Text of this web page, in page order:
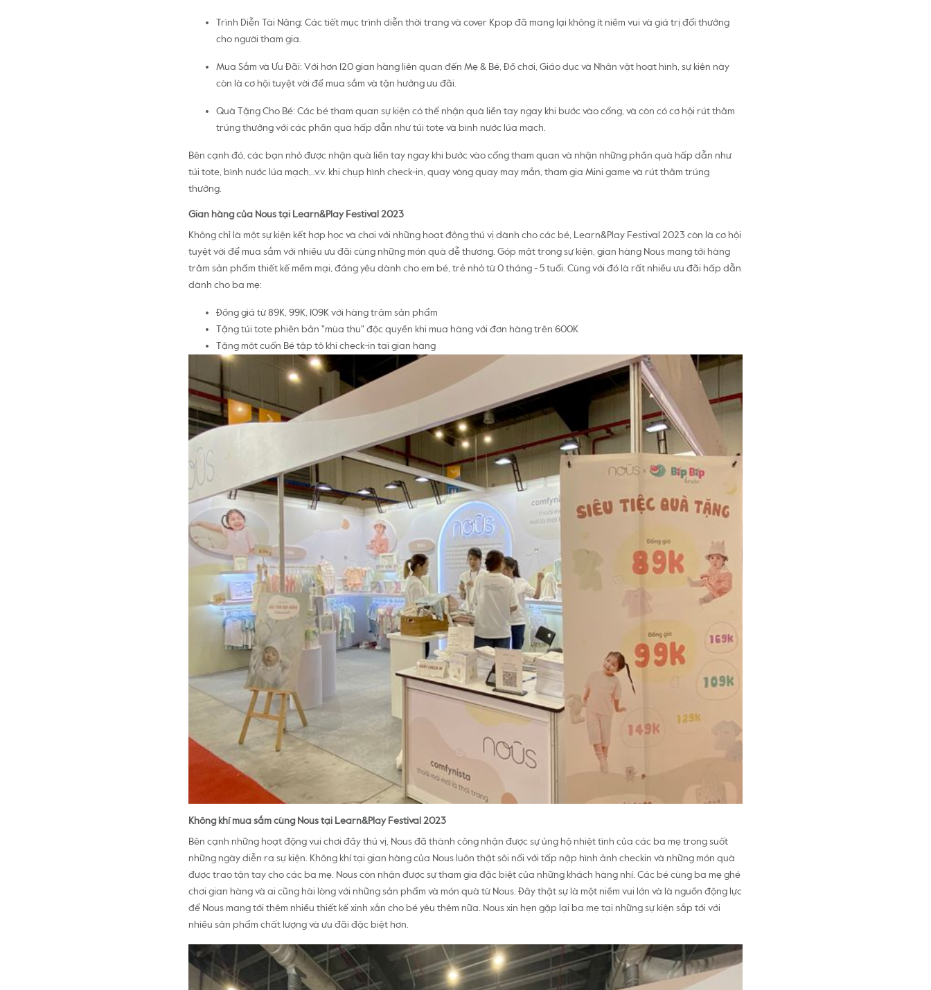
Trình Diễn Tài Năng: Các tiết mục trình diễn thời trang và cover Kpop đã mang lại không ít niềm vui và giá trị đổi thưởng
cho người tham gia.
Mua Sắm và Ưu Đãi: Với hơn 120 gian hàng liên quan đến Mẹ & Bé, Đồ chơi, Giáo dục và Nhân vật hoạt hình, sự kiện này
còn là cơ hội tuyệt vời để mua sắm và tận hưởng ưu đãi.
Quà Tặng Cho Bé: Các bé tham quan sự kiện có thể nhận quà liền tay ngay khi bước vào cổng, và còn có cơ hội rút thăm
trúng thưởng với các phần quà hấp dẫn như túi tote và bình nước lúa mạch.
Bên cạnh đó, các bạn nhỏ được nhận quà liền tay ngay khi bước vào cổng tham quan và nhận những phần quà hấp dẫn như
túi tote, bình nước lúa mạch,..v.v. khi chụp hình check-in, quay vòng quay may mắn, tham gia Mini game và rút thăm trúng
thưởng.
Gian hàng của Nous tại Learn&Play Festival 2023
Không chỉ là một sự kiện kết hợp học và chơi với những hoạt động thú vị dành cho các bé, Learn&Play Festival 2023 còn là cơ hội
tuyệt vời để mua sắm với nhiều ưu đãi cùng những món quà dễ thương. Góp mặt trong sự kiện, gian hàng Nous mang tới hàng
trăm sản phẩm thiết kế mềm mại, đáng yêu dành cho em bé, trẻ nhỏ từ 0 tháng - 5 tuổi. Cùng với đó là rất nhiều ưu đãi hấp dẫn
dành cho ba mẹ:
Đồng giá từ 89K, 99K, 109K với hàng trăm sản phẩm
Tặng túi tote phiên bản "mùa thu" độc quyền khi mua hàng với đơn hàng trên 600K
Tặng một cuốn Bé tập tô khi check-in tại gian hàng
Không khí mua sắm cùng Nous tại Learn&Play Festival 2023
Bên cạnh những hoạt động vui chơi đầy thú vị, Nous đã thành công nhận được sự ủng hộ nhiệt tình của các ba mẹ trong suốt
những ngày diễn ra sự kiện. Không khí tại gian hàng của Nous luôn thật sôi nổi với tấp nập hình ảnh checkin và những món quà
được trao tận tay cho các ba mẹ. Nous còn nhận được sự tham gia đặc biệt của những khách hàng nhí. Các bé cùng ba mẹ ghé
chơi gian hàng và ai cũng hài lòng với những sản phẩm và món quà từ Nous. Đây thật sự là một niềm vui lớn và là nguồn động lực
để Nous mang tới thêm nhiều thiết kế xinh xắn cho bé yêu thêm nữa. Nous xin hẹn gặp lại ba mẹ tại những sự kiện sắp tới với
nhiều sản phẩm chất lượng và ưu đãi đặc biệt hơn.